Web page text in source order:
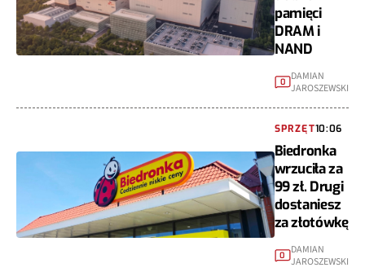
pamięci
DRAM i
NAND
0
DAMIAN
JAROSZEWSKI
SPRZĘT10:06
Biedronka
wrzuciła za
99 zł. Drugi
dostaniesz
za złotówkę
0 DAMIAN
JAROSZEWSKI